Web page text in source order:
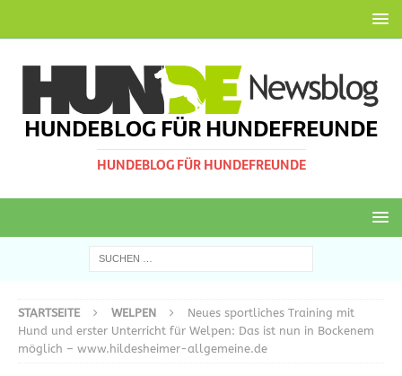
HUNDEBLOG FÜR HUNDEFREUNDE
HUNDEBLOG FÜR HUNDEFREUNDE
STARTSEITE WELPEN
Neues sportliches Training mit
Hund und erster Unterricht für Welpen: Das ist nun in Bockenem
möglich – www.hildesheimer-allgemeine.de